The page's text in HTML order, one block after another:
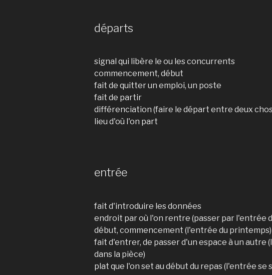
départs
signal qui libère le ou les concurrents
commencement, début
fait de quitter un emploi, un poste
fait de partir
différenciation (faire le départ entre deux
lieu d'où l'on part
entrée
fait d'introduire les données
endroit par où l'on rentre (passer par l'entrée
début, commencement (l'entrée du printemps)
fait d'entrer, de passer d'un espace à un autre
dans la pièce)
plat que l'on set au début du repas (l'entrée